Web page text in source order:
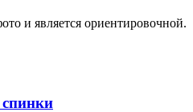
и является ориентировочной.